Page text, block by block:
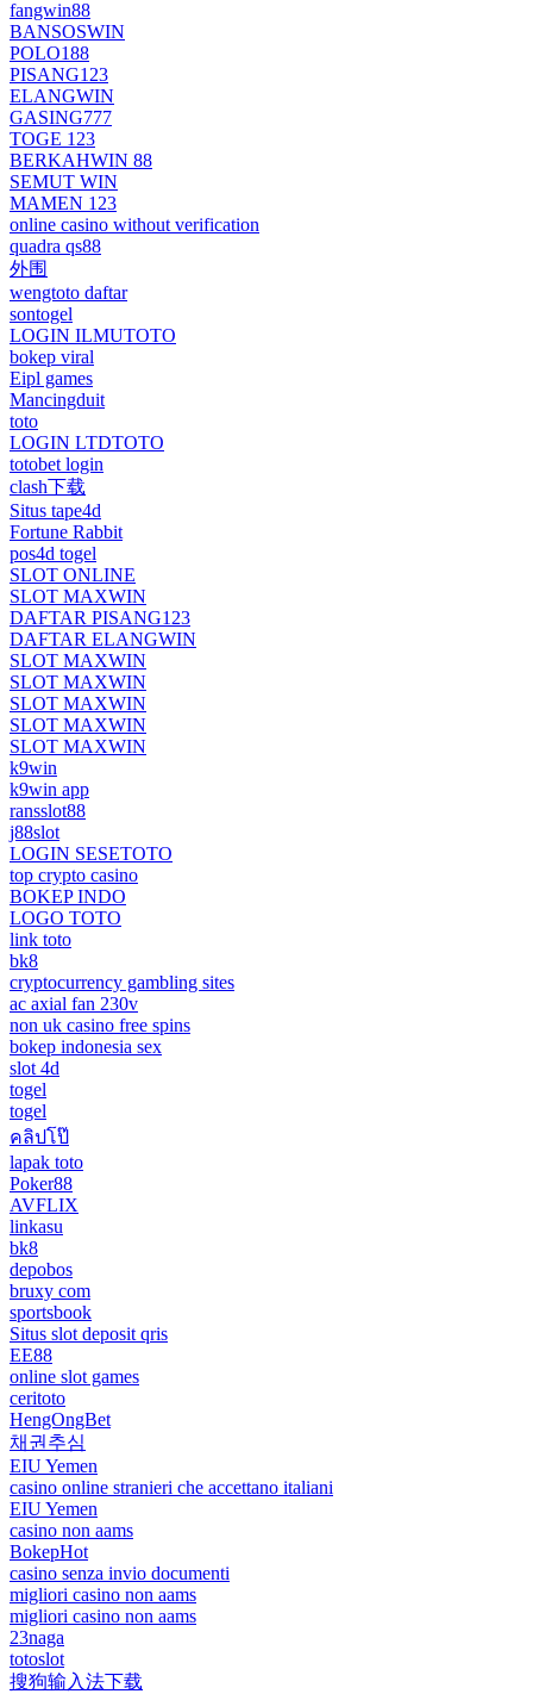
fangwin88
BANSOSWIN
POLO188
PISANG123
ELANGWIN
GASING777
TOGE 123
BERKAHWIN 88
SEMUT WIN
MAMEN 123
online casino without verification
quadra qs88
外围
wengtoto daftar
sontogel
LOGIN ILMUTOTO
bokep viral
Eipl games
Mancingduit
toto
LOGIN LTDTOTO
totobet login
clash下载
Situs tape4d
Fortune Rabbit
pos4d togel
SLOT ONLINE
SLOT MAXWIN
DAFTAR PISANG123
DAFTAR ELANGWIN
SLOT MAXWIN
SLOT MAXWIN
SLOT MAXWIN
SLOT MAXWIN
SLOT MAXWIN
k9win
k9win app
ransslot88
j88slot
LOGIN SESETOTO
top crypto casino
BOKEP INDO
LOGO TOTO
link toto
bk8
cryptocurrency gambling sites
ac axial fan 230v
non uk casino free spins
bokep indonesia sex
slot 4d
togel
togel
คลิปโป๊
lapak toto
Poker88
AVFLIX
linkasu
bk8
depobos
bruxy com
sportsbook
Situs slot deposit qris
EE88
online slot games
ceritoto
HengOngBet
채권추심
EIU Yemen
casino online stranieri che accettano italiani
EIU Yemen
casino non aams
BokepHot
casino senza invio documenti
migliori casino non aams
migliori casino non aams
23naga
totoslot
搜狗输入法下载